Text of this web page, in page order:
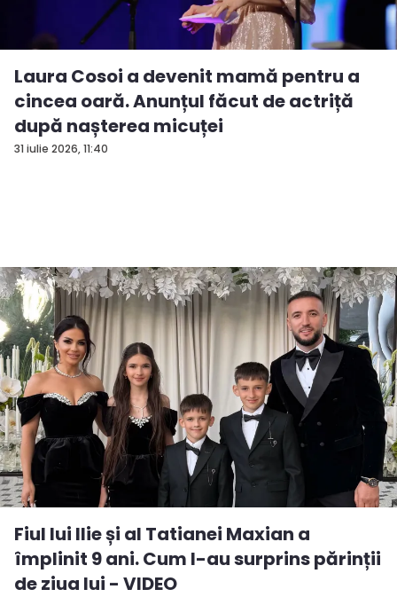
31 iulie 2026, 11:40
Laura Cosoi a devenit mamă pentru a
cincea oară. Anunțul făcut de actriță
după nașterea micuței
Fiul lui Ilie și al Tatianei Maxian a
împlinit 9 ani. Cum l-au surprins părinții
de ziua lui - VIDEO